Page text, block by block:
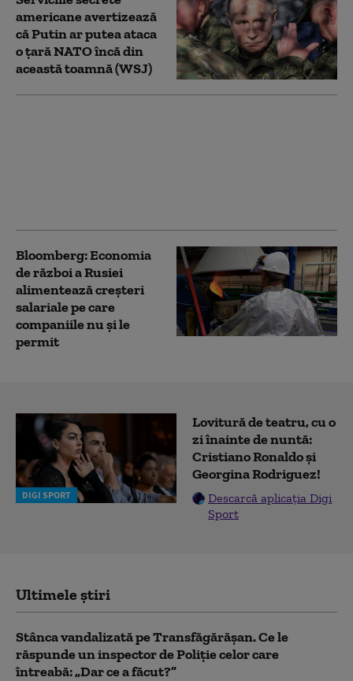
americane avertizează
că Putin ar putea ataca
o țară NATO încă din
această toamnă (WSJ)
Bloomberg: Economia
de război a Rusiei
alimentează creşteri
salariale pe care
companiile nu şi le
permit
DIGI SPORT
Lovitură de teatru, cu o
zi înainte de nuntă:
Cristiano Ronaldo și
Georgina Rodriguez!
Descarcă aplicația Digi
Sport
Ultimele știri
Stânca vandalizată pe Transfăgărășan. Ce le
răspunde un inspector de Poliție celor care
întreabă: „Dar ce a făcut?”